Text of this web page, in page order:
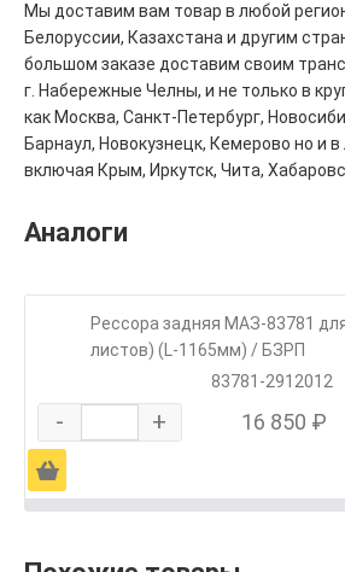
Мы доставим вам товар в любой
Белоруссии, Казахстана и другим
большом заказе доставим своим
г. Набережные Челны, и не только в
как Москва, Санкт-Петербург,
Барнаул, Новокузнецк, Кемерово но и
включая Крым, Иркутск, Чита,
Аналоги
Рессора задняя МАЗ-83781
листов) (L-1165мм) / БЗРП
83781-2912012
- + 16 850 ₽
Ä